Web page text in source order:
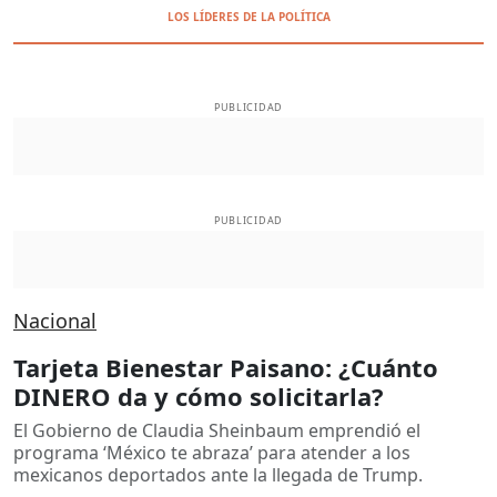
LOS LÍDERES DE LA POLÍTICA
PUBLICIDAD
PUBLICIDAD
Nacional
Tarjeta Bienestar Paisano: ¿Cuánto
DINERO da y cómo solicitarla?
El Gobierno de Claudia Sheinbaum emprendió el
programa ‘México te abraza’ para atender a los
mexicanos deportados ante la llegada de Trump.